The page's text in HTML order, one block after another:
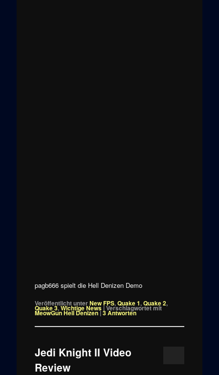
pagb666 spielt die Hell Denizen Demo
Veröffentlicht unterNew FPS,Quake 1,Quake 2,
Quake 3,Wichtige News|Verschlagwortet mit
MeowGun Hell Denizen|3Antworten
Jedi Knight II Video
Review